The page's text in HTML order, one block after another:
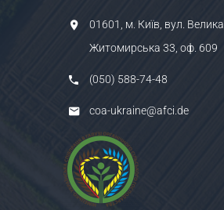
01601, м. Київ, вул. Велика
Житомирська 33, оф. 609
(050) 588-74-48
coa-ukraine@afci.de